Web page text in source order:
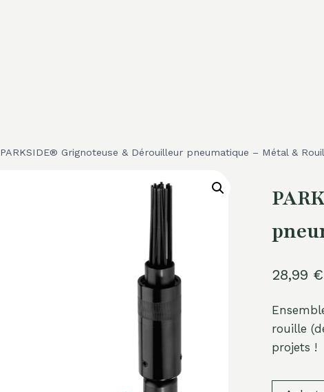
PARKSIDE® Grignoteuse & Dérouilleur pneumatique – Métal &
28,99 €
rouille
projets !